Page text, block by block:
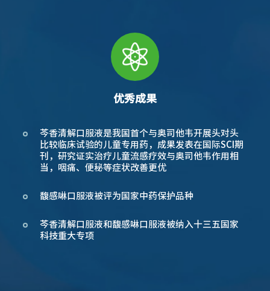
优秀成果
芩香清解口服液是我国首个与奥司他韦开展头对头
比较临床试验的儿童专用药，成果发表在国际SCI期
刊，研究证实治疗儿童流感疗效与奥司他韦作用相
当，咽痛、便秘等症状改善更优
馥感啉口服液被评为国家中药保护品种
芩香清解口服液和馥感啉口服液被纳入十三五国家
科技重大专项